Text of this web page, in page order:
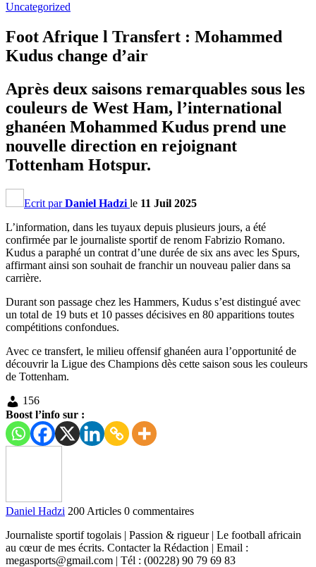
Uncategorized
Foot Afrique l Transfert : Mohammed
Kudus change d’air
Après deux saisons remarquables sous les
couleurs de West Ham, l’international
ghanéen Mohammed Kudus prend une
nouvelle direction en rejoignant
Tottenham Hotspur.
Ecrit parDaniel Hadzi le 11 Juil 2025
L’information, dans les tuyaux depuis plusieurs jours, a été
confirmée par le journaliste sportif de renom Fabrizio Romano.
Kudus a paraphé un contrat d’une durée de six ans avec les Spurs,
affirmant ainsi son souhait de franchir un nouveau palier dans sa
carrière.
Durant son passage chez les Hammers, Kudus s’est distingué avec
un total de 19 buts et 10 passes décisives en 80 apparitions toutes
compétitions confondues.
Avec ce transfert, le milieu offensif ghanéen aura l’opportunité de
découvrir la Ligue des Champions dès cette saison sous les couleurs
de Tottenham.
156
Boost l’info sur :
Daniel Hadzi 200 Articles 0 commentaires
Journaliste sportif togolais | Passion & rigueur | Le football africain
au cœur de mes écrits. Contacter la Rédaction | Email :
megasports@gmail.com | Tél : (00228) 90 79 69 83